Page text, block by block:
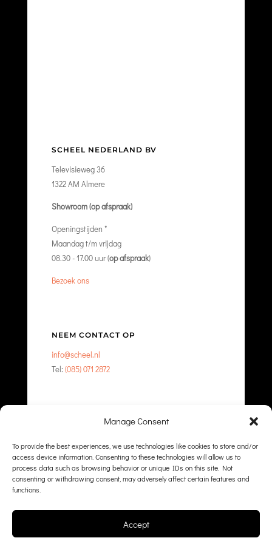
Manage Consent
To provide the best experiences, we use technologies like cookies to store and/or
access device information. Consenting to these technologies will allow us to
process data such as browsing behavior or unique IDs on this site. Not
consenting or withdrawing consent, may adversely affect certain features and
functions.
Accept
SCHEEL NEDERLAND BV
Televisieweg 36
1322 AM Almere
Showroom (op afspraak)
Openingstijden *
Maandag t/m vrijdag
08.30 - 17.00 uur (op afspraak)
Bezoek ons
NEEM CONTACT OP
info@scheel.nl
Tel: (085) 071 2872
NEEM CONTACT OP